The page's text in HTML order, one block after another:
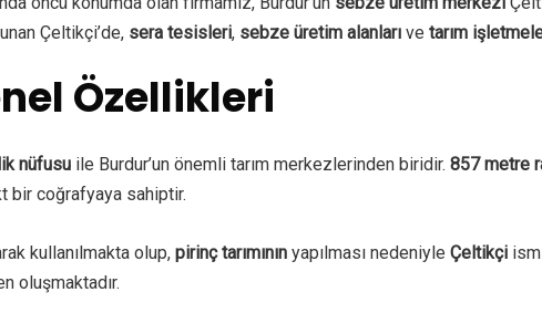
Çeltikçi’de, sera tesisleri, sebze üretim alanları ve tarım
Özellikleri
nüfusu ile Burdur’un önemli tarım merkezlerinden biridir. 857 metre
bir coğrafyaya sahiptir.
kullanılmakta olup, pirinç tarımının yapılması nedeniyle Çeltikçi
oluşmaktadır.